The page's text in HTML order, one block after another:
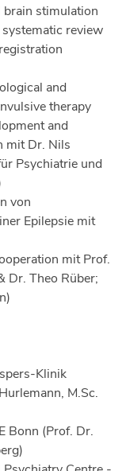
stimulation
review
and
therapy
and
mit Dr. Nils
Psychiatrie und
von
Epilepsie mit
mit Prof.
Dr. Theo Rüber;
Klinik
M.Sc.
Bonn (Prof. Dr.